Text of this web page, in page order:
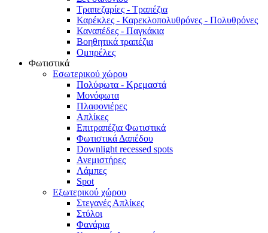
Τραπεζαρίες - Τραπέζια
Καρέκλες - Καρεκλοπολυθρόνες - Πολυθρόνες
Καναπέδες - Παγκάκια
Βοηθητικά τραπέζια
Ομπρέλες
Φωτιστικά
Εσωτερικού χώρου
Πολύφωτα - Κρεμαστά
Μονόφωτα
Πλαφονιέρες
Απλίκες
Επιτραπέζια Φωτιστικά
Φωτιστικά Δαπέδου
Downlight recessed spots
Ανεμιστήρες
Λάμπες
Spot
Εξωτερικού χώρου
Στεγανές Απλίκες
Στύλοι
Φανάρια